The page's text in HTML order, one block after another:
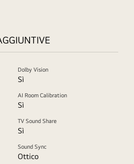
Dolby Vision
Sì
AI Room Calibration
Sì
TV Sound Share
Sì
Sound Sync
Ottico